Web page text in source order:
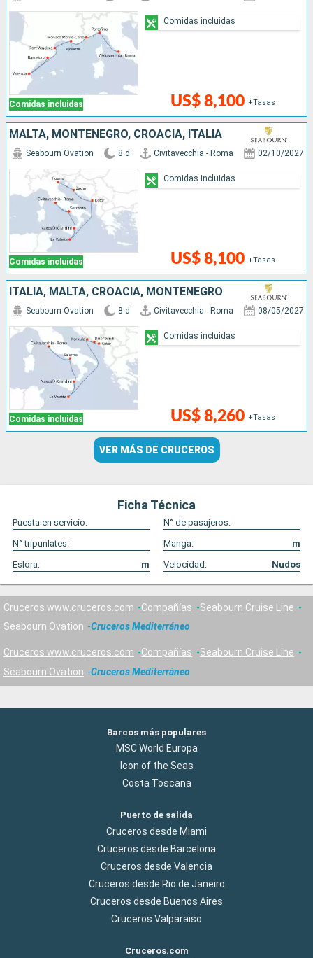
Comidas incluidas US$ 8,100 +Tasas
Comidas incluidas
MALTA, MONTENEGRO, CROACIA, ITALIA
Comidas incluidas
Seabourn Ovation 8 d Civitavecchia - Roma 02/10/2027
US$ 8,100 +Tasas
Comidas incluidas
ITALIA, MALTA, CROACIA, MONTENEGRO
Comidas incluidas
Seabourn Ovation 8 d Civitavecchia - Roma 08/05/2027
US$ 8,260 +Tasas
Comidas incluidas
VER MÁS DE CRUCEROS
Ficha Técnica
Puesta en servicio:
N° de pasajeros:
N° tripunlates:
Manga:
m
Eslora:
m Velocidad: Nudos
Cruceros www.cruceros.com Compañías
Seabourn Cruise Line
Seabourn Ovation
Cruceros Mediterráneo
Cruceros www.cruceros.com Compañías
Seabourn Cruise Line
Seabourn Ovation
Cruceros Mediterráneo
Barcos más populares
MSC World Europa
Icon of the Seas
Costa Toscana
Puerto de salida
Cruceros desde Miami
Cruceros desde Barcelona
Cruceros desde Valencia
Cruceros desde Rio de Janeiro
Cruceros desde Buenos Aires
Cruceros Valparaiso
Cruceros.com